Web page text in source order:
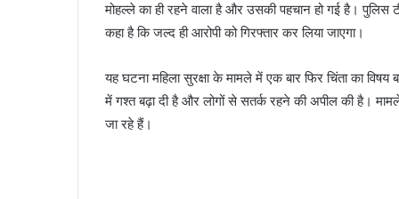
मोहल्ले का ही रहने वाला है और उसकी पहचान हो गई है। पुलिस
कहा है कि जल्द ही आरोपी को गिरफ्तार कर लिया जाएगा।
यह घटना महिला सुरक्षा के मामले में एक बार फिर चिंता का
में गश्त बढ़ा दी है और लोगों से सतर्क रहने की अपील की है।
जा रहे हैं।